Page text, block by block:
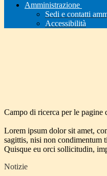
Amministrazione
Sedi e contatti
Accessibilità
Campo di ricerca per le pagine
Lorem ipsum dolor sit amet,
sagittis, nisi non condimentum
Quisque eu orci sollicitudin,
Notizie